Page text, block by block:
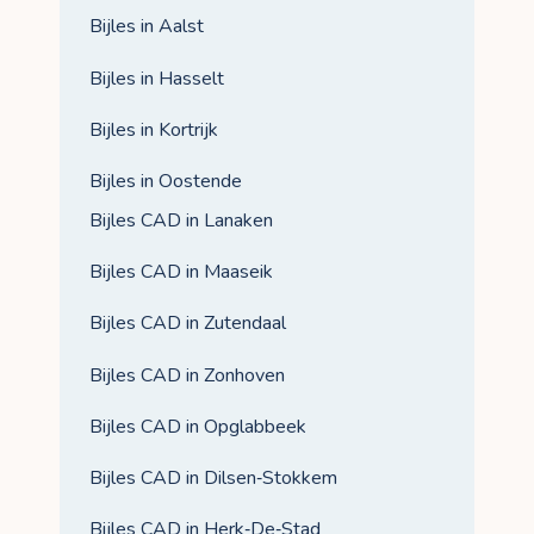
Bijles in Aalst
Bijles in Hasselt
Bijles in Kortrijk
Bijles in Oostende
Bijles CAD in Lanaken
Bijles CAD in Maaseik
Bijles CAD in Zutendaal
Bijles CAD in Zonhoven
Bijles CAD in Opglabbeek
Bijles CAD in Dilsen‑Stokkem